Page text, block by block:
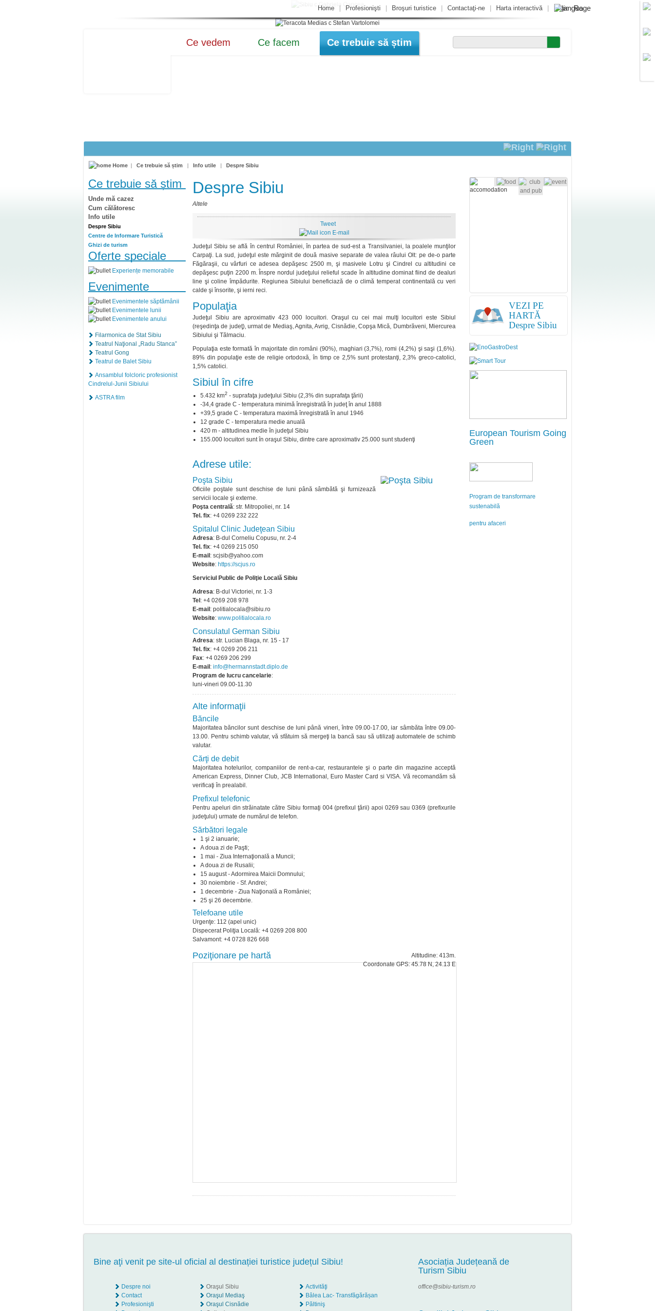
Login Ro
Home Profesionişti Broşuri turistice Contactaţi-ne Harta interactivă
Ce vedem Ce facem Ce trebuie să știm
Home | Ce trebuie să știm | Info utile | Despre Sibiu
Ce trebuie să știm
Unde mă cazez
Cum călătoresc
Info utile
Despre Sibiu
Centre de Informare Turistică
Ghizi de turism
Oferte speciale
Experiențe memorabile
Evenimente
Evenimentele săptămânii
Evenimentele lunii
Evenimentele anului
Filarmonica de Stat Sibiu
Teatrul Naţional „Radu Stanca”
Teatrul Gong
Teatrul de Balet Sibiu
Ansamblul folcloric profesionist
Cindrelul-Junii Sibiului
ASTRA film
Despre Sibiu
Altele
Tweet
E-mail
Judeţul Sibiu se află în centrul României, în partea de sud-est a Transilvaniei, la poalele munţilor
Carpaţi. La sud, judeţul este mărginit de două masive separate de valea râului Olt: pe de-o parte
Făgăraşii, cu vârfuri ce adesea depăşesc 2500 m, şi masivele Lotru şi Cindrel cu altitudini ce
depăşesc puţin 2200 m. Înspre nordul judeţului relieful scade în altitudine dominat fiind de dealuri
line şi coline împădurite. Regiunea Sibiului beneficiază de o climă temperat continentală cu veri
calde şi însorite, şi ierni reci.
Populaţia
Judeţul Sibiu are aproximativ 423 000 locuitori. Oraşul cu cei mai mulţi locuitori este Sibiul
(reşedinţa de judeţ), urmat de Mediaş, Agnita, Avrig, Cisnădie, Copşa Mică, Dumbrăveni, Miercurea
Sibiului şi Tălmaciu.
Populaţia este formată în majoritate din români (90%), maghiari (3,7%), romi (4,2%) şi saşi (1,6%).
89% din populaţie este de religie ortodoxă, în timp ce 2,5% sunt protestanţi, 2,3% greco-catolici,
1,5% catolici.
Sibiul în cifre
5.432 km2 - suprafaţa judeţului Sibiu (2,3% din suprafaţa ţării)
-34,4 grade C - temperatura minimă înregistrată în judeţ în anul 1888
+39,5 grade C - temperatura maximă înregistrată în anul 1946
12 grade C - temperatura medie anuală
420 m - altitudinea medie în judeţul Sibiu
155.000 locuitori sunt în oraşul Sibiu, dintre care aproximativ 25.000 sunt studenţi
Adrese utile:
Poşta Sibiu
Oficiile poştale sunt deschise de luni până sâmbătă şi furnizează
servicii locale şi externe.
Poşta centrală: str. Mitropoliei, nr. 14
Tel. fix: +4 0269 232 222
Spitalul Clinic Judeţean Sibiu
Adresa: B-dul Corneliu Copusu, nr. 2-4
Tel. fix: +4 0269 215 050
E-mail : scjsib@yahoo.com
Website: https://scjus.ro
Serviciul Public de Poliţie Locală Sibiu
Adresa: B-dul Victoriei, nr. 1-3
Tel : +4 0269 208 978
E-mail : politialocala@sibiu.ro
Website: www.politialocala.ro
Consulatul German Sibiu
Adresa: str. Lucian Blaga, nr. 15 - 17
Tel. fix: +4 0269 206 211
Fax: +4 0269 206 299
E-mail : info@hermannstadt.diplo.de
Program de lucru cancelarie:
luni-vineri 09.00-11.30
Alte informaţii
Băncile
Majoritatea băncilor sunt deschise de luni până vineri, între 09.00-17.00, iar sâmbăta între 09.00-
13.00. Pentru schimb valutar, vă sfătuim să mergeţi la bancă sau să utilizaţi automatele de schimb
valutar.
Cărţi de debit
Majoritatea hotelurilor, companiilor de rent-a-car, restaurantele şi o parte din magazine acceptă
American Express, Dinner Club, JCB International, Euro Master Card si VISA. Vă recomandăm să
verificaţi în prealabil.
Prefixul telefonic
Pentru apeluri din străinatate către Sibiu formaţi 004 (prefixul ţării) apoi 0269 sau 0369 (prefixurile
judeţului) urmate de numărul de telefon.
Sărbători legale
1 şi 2 ianuarie;
A doua zi de Paşti;
1 mai - Ziua Internaţională a Muncii;
A doua zi de Rusalii;
15 august - Adormirea Maicii Domnului;
30 noiembrie - Sf. Andrei;
1 decembrie - Ziua Naţională a României;
25 şi 26 decembrie.
Telefoane utile
Urgenţe: 112 (apel unic)
Dispecerat Poliţia Locală: +4 0269 208 800
Salvamont: +4 0728 826 668
Altitudine: 413m.
Coordonate GPS: 45.78 N, 24.13 E
Poziţionare pe hartă
VEZI PE
HARTĂ
Despre Sibiu
European Tourism Going
Green
Program de transformare
sustenabilă
pentru afaceri
Bine aţi venit pe site-ul oficial al destinației turistice județul Sibiu!
Asociația Județeană de
Turism Sibiu
Despre noi
Contact
Profesionişti
Oraşul Sibiu
Oraşul Mediaş
Oraşul Cisnădie
Activităţi
Bâlea Lac- Transfăgărășan
Păltiniş
office@sibiu-turism.ro